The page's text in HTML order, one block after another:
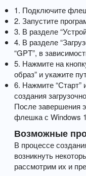
1. Подключите
2. Запустите
3. В разделе
4. В разделе
“GPT”, в
5. Нажмите на
образ” и укажите
6. Нажмите “Старт”
создания
После завершения
флешка с Windows
Возможные
В процессе
возникнуть
рассмотрим их и